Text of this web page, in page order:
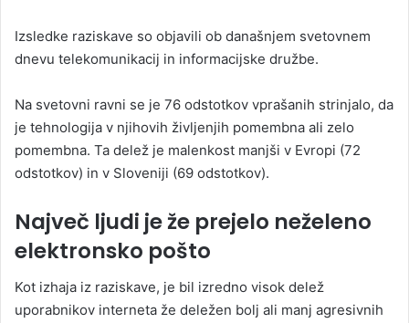
Izsledke raziskave so objavili ob današnjem svetovnem
dnevu telekomunikacij in informacijske družbe.
Na svetovni ravni se je 76 odstotkov vprašanih strinjalo, da
je tehnologija v njihovih življenjih pomembna ali zelo
pomembna. Ta delež je malenkost manjši v Evropi (72
odstotkov) in v Sloveniji (69 odstotkov).
Največ ljudi je že prejelo neželeno
elektronsko pošto
Kot izhaja iz raziskave, je bil izredno visok delež
uporabnikov interneta že deležen bolj ali manj agresivnih